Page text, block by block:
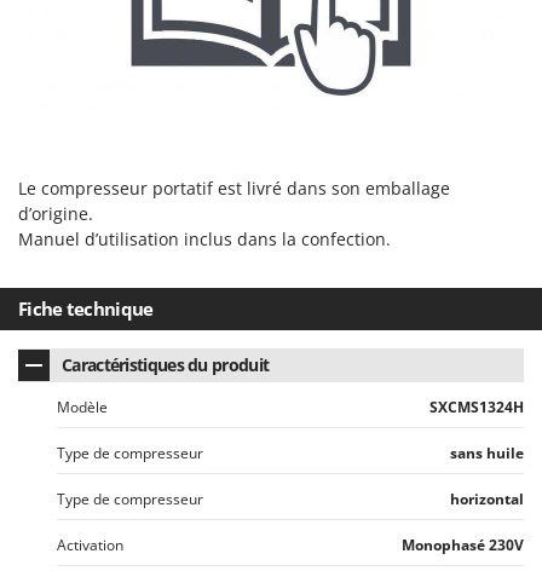
Vesco
Volpi
W
Waldner
Weber
WIDU
Wiper EcoRobot
Wolf Garten
Wortex
Le compresseur portatif est livré dans son emballage
d’origine.
Manuel d’utilisation inclus dans la confection.
Fiche technique
Caractéristiques du produit
Modèle SXCMS1324H
Type de compresseur sans huile
Type de compresseur horizontal
Activation Monophasé 230V